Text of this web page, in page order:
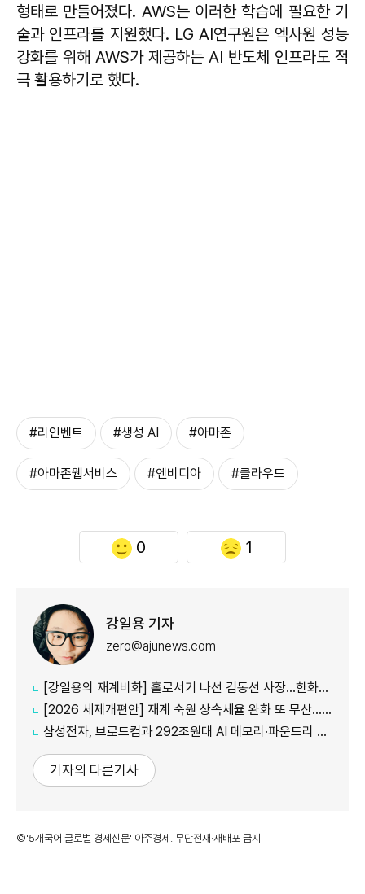
형태로 만들어졌다. AWS는 이러한 학습에 필요한 기
술과 인프라를 지원했다. LG AI연구원은 엑사원 성능
강화를 위해 AWS가 제공하는 AI 반도체 인프라도 적
극 활용하기로 했다.
#리인벤트 #생성 AI #아마존
#아마존웹서비스 #엔비디아 #클라우드
0 1
강일용 기자
zero@ajunews.com
[강일용의 재계비화] 홀로서기 나선 김동선 사장...한화M&S 향후 과제는?
[2026 세제개편안] 재계 숙원 상속세율 완화 또 무산...국내생산·석화 세제지원 실효성 의문
삼성전자, 브로드컴과 292조원대 AI 메모리·파운드리 협력...차세대 HBM 경쟁력 입증
기자의 다른기사
©'5개국어 글로벌 경제신문' 아주경제. 무단전재·재배포 금지